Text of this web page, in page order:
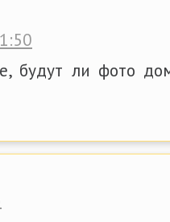
будут ли фото